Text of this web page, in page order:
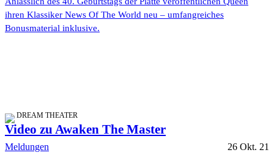
ihren Klassiker News Of The World neu – umfangreiches
Bonusmaterial inklusive.
DREAM THEATER
Video zu Awaken The Master
Meldungen 26 Okt. 21